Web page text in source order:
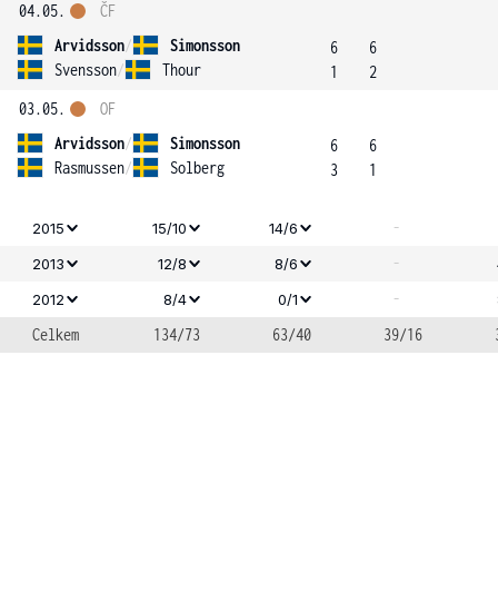
04.05.
Arvidsson/
Simonsson
Svensson/ Thour
ČF
6
1
6
2
03.05.
Arvidsson/
Simonsson
Rasmussen/ Solberg
OF
6
3
6
1
2015 15/10 14/6 -
2013 12/8 8/6 -
2012
8/4 0/1 -
Celkem 134/73 63/40 39/16